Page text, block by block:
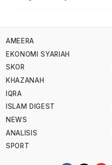
AMEERA
EKONOMI SYARIAH
SKOR
KHAZANAH
IQRA
ISLAM DIGEST
NEWS
ANALISIS
SPORT